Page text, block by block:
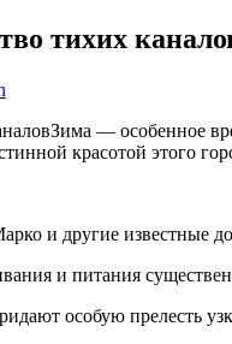
тихих
Зима — особенное
красотой этого
и другие известные
и питания
особую прелесть